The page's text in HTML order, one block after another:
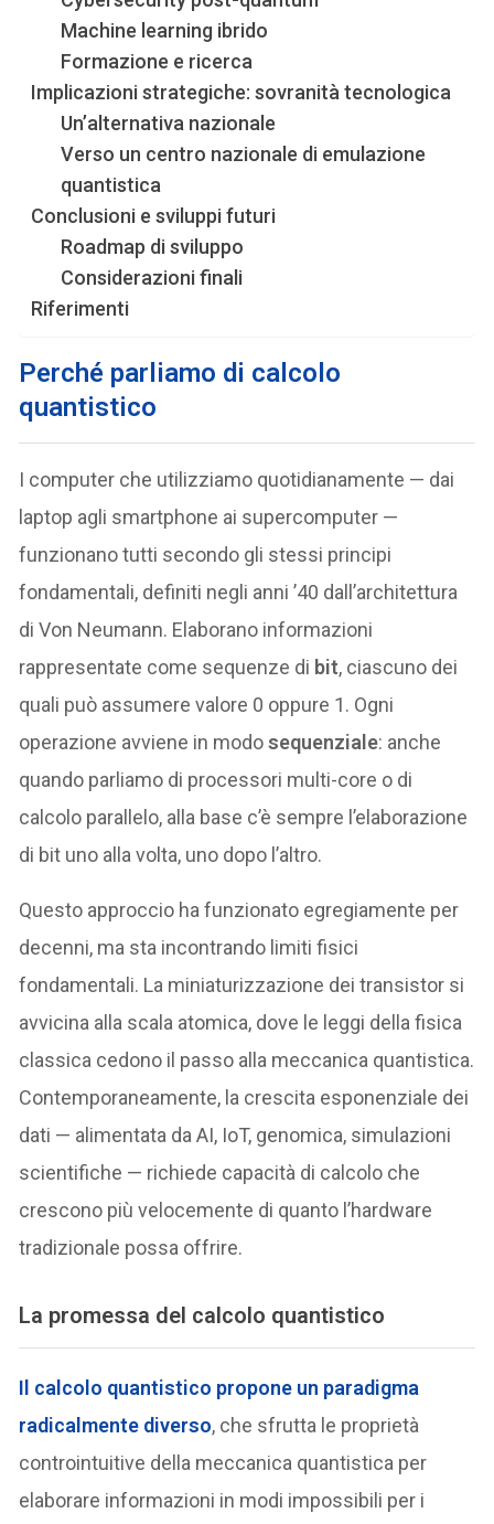
Machine learning ibrido
Formazione e ricerca
Implicazioni strategiche: sovranità tecnologica
Un’alternativa nazionale
Verso un centro nazionale di emulazione
quantistica
Conclusioni e sviluppi futuri
Roadmap di sviluppo
Considerazioni finali
Riferimenti
Perché parliamo di calcolo
quantistico
I computer che utilizziamo quotidianamente — dai
laptop agli smartphone ai supercomputer —
funzionano tutti secondo gli stessi principi
fondamentali, definiti negli anni ’40 dall’architettura
di Von Neumann. Elaborano informazioni
rappresentate come sequenze di bit, ciascuno dei
quali può assumere valore 0 oppure 1. Ogni
operazione avviene in modosequenziale: anche
quando parliamo di processori multi-core o di
calcolo parallelo, alla base c’è sempre l’elaborazione
di bit uno alla volta, uno dopo l’altro.
Questo approccio ha funzionato egregiamente per
decenni, ma sta incontrando limiti fisici
fondamentali. La miniaturizzazione dei transistor si
avvicina alla scala atomica, dove le leggi della fisica
classica cedono il passo alla meccanica quantistica.
Contemporaneamente, la crescita esponenziale dei
dati — alimentata da AI, IoT, genomica, simulazioni
scientifiche — richiede capacità di calcolo che
crescono più velocemente di quanto l’hardware
tradizionale possa offrire.
La promessa del calcolo quantistico
Il calcolo quantistico propone un paradigma
radicalmente diverso, che sfrutta le proprietà
controintuitive della meccanica quantistica per
elaborare informazioni in modi impossibili per i